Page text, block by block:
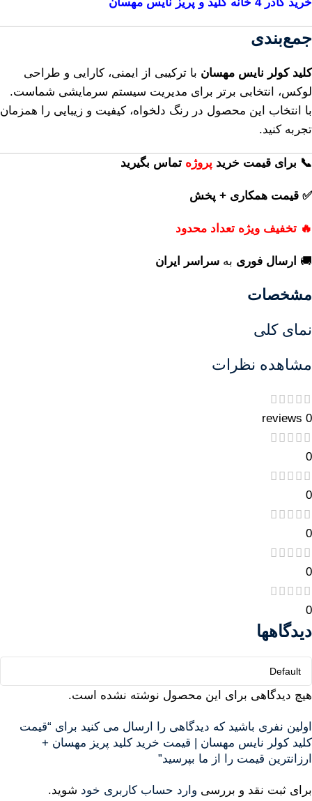
جمع‌بندی
کلید کولر نایس مهسان با ترکیبی از ایمنی، کارایی و طراحی
لوکس، انتخابی برتر برای مدیریت سیستم سرمایشی شماست.
با انتخاب این محصول در رنگ دلخواه، کیفیت و زیبایی را همزمان
تجربه کنید.
📞 برای قیمت خرید پروژه تماس بگیرید
✅ قیمت همکاری + پخش
🔥 تخفیف ویژه تعداد محدود
🚚 ارسال فوری به سراسر ایران
مشخصات
نمای کلی
مشاهده نظرات
0 reviews
0
0
0
0
0
دیدگاهها
هیچ دیدگاهی برای این محصول نوشته نشده است.
اولین نفری باشید که دیدگاهی را ارسال می کنید برای “قیمت
کلید کولر نایس مهسان | قیمت خرید کلید پریز مهسان +
ارزانترین قیمت را از ما بپرسید”
برای ثبت نقد و بررسی وارد حساب کاربری خود شوید.